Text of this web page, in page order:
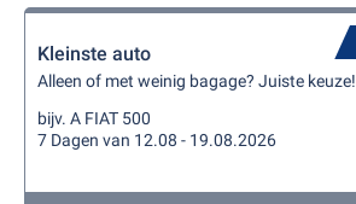
Kleinste auto
Alleen of met weinig bagage? Juiste keuze!
bijv. A FIAT 500
7 Dagen van 12.08 - 19.08.2026